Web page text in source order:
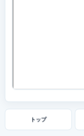
トップ